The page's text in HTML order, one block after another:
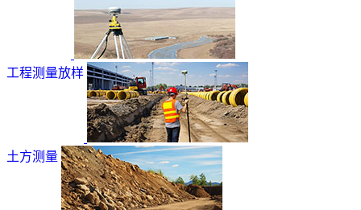
工程测量放样
土方测量